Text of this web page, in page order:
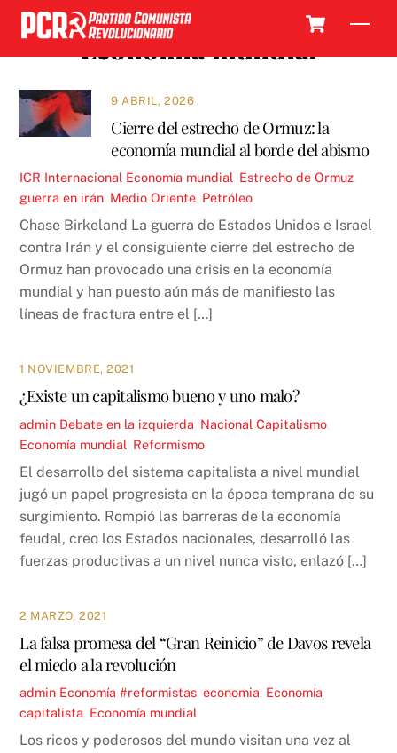
Skip
content
Economía mundial
9 ABRIL, 2026
Cierre del estrecho de Ormuz: la
economía mundial al borde del abismo
ICR Internacional Economía mundial Estrecho de Ormuz
guerra en irán Medio Oriente Petróleo
Chase Birkeland La guerra de Estados Unidos e Israel
contra Irán y el consiguiente cierre del estrecho de
Ormuz han provocado una crisis en la economía
mundial y han puesto aún más de manifiesto las
líneas de fractura entre el […]
1 NOVIEMBRE, 2021
¿Existe un capitalismo bueno y uno malo?
admin Debate en la izquierda Nacional Capitalismo
Economía mundial Reformismo
El desarrollo del sistema capitalista a nivel mundial
jugó un papel progresista en la época temprana de su
surgimiento. Rompió las barreras de la economía
feudal, creo los Estados nacionales, desarrolló las
fuerzas productivas a un nivel nunca visto, enlazó […]
2 MARZO, 2021
La falsa promesa del “Gran Reinicio” de Davos revela
el miedo a la revolución
admin Economía #reformistas ,economia Economía
capitalista Economía mundial
Los ricos y poderosos del mundo visitan una vez al